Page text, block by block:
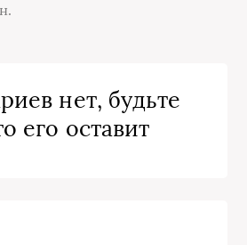
нет, будьте
его оставит